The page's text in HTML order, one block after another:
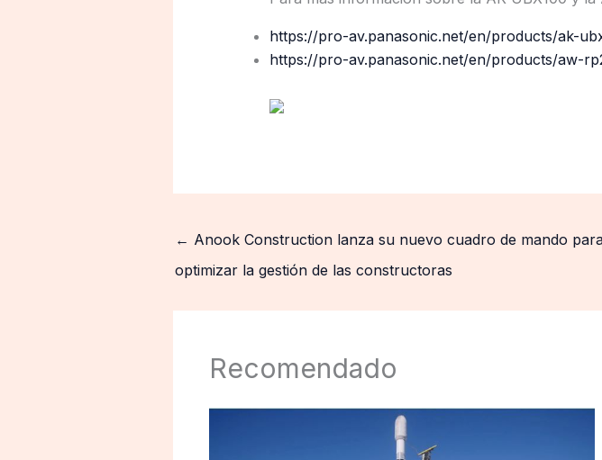
https://pro-av.panasonic.net/en/products/ak-
https://pro-av.panasonic.net/en/products/aw-
← Anook Construction lanza su nuevo cuadro de mando
optimizar la gestión de las constructoras
Recomendado